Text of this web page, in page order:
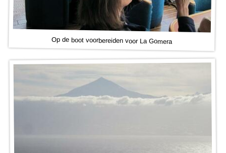
Op de boot voorbereiden voor La Gomera